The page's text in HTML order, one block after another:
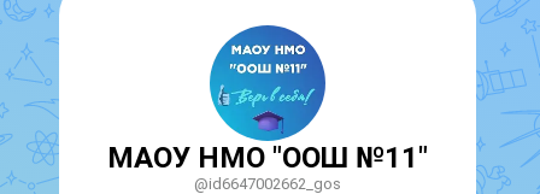
МАОУ НМО "ООШ №11"
@id6647002662_gos